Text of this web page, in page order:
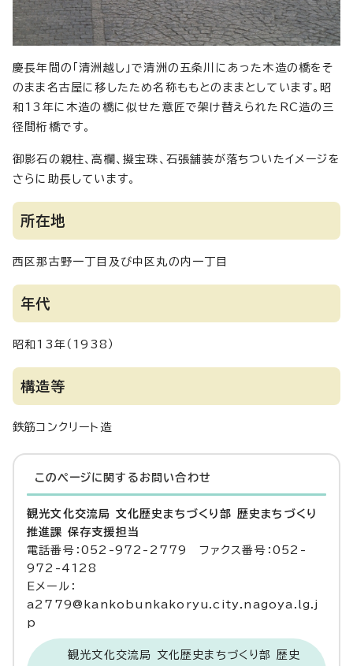
慶長年間の「清洲越し」で清洲の五条川にあった木造の橋をそ
のまま名古屋に移したため名称ももとのままとしています。昭
和13年に木造の橋に似せた意匠で架け替えられたRC造の三
径間桁橋です。
御影石の親柱、高欄、擬宝珠、石張舗装が落ちついたイメージを
さらに助長しています。
所在地
西区那古野一丁目及び中区丸の内一丁目
年代
昭和13年（1938）
構造等
鉄筋コンクリート造
このページに関する お問い合わせ
観光文化交流局 文化歴史まちづくり部 歴史まちづくり
推進課 保存支援担当
電話番号：052-972-2779 ファクス番号：052-
972-4128
Eメール：
a2779@kankobunkakoryu.city.nagoya.lg.j
p
観光文化交流局 文化歴史まちづくり部 歴史